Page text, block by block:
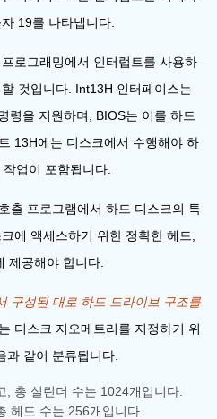
19를 나타냅니다.
로그래밍에서 인터럽트를 사용하
것입니다. Int13H 인터페이스는
령을 지원하며, BIOS는 이를 하드
13H에는 디스크에서 수행해야 하
업이 포함됩니다.
출 프로그램에서 하드 디스크의 특
에 액세스하기 위한 정확한 헤드,
제공해야 합니다.
구성된 대로 하드 드라이브 구조를
디스크 지오메트리를 지정하기 위
과 같이 분류됩니다.
, 총 실린더 수는 1024개입니다.
헤드 수는 256개입니다.